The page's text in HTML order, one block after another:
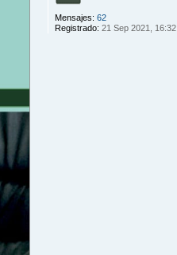
Mensajes: 62
Registrado: 21 Sep 2021, 16:32